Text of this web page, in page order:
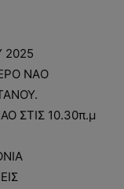
2025
ΝΑO
ΣΤΙΣ 10.30π.μ